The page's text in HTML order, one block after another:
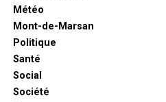
Météo
Mont-de-Marsan
Politique
Santé
Social
Société